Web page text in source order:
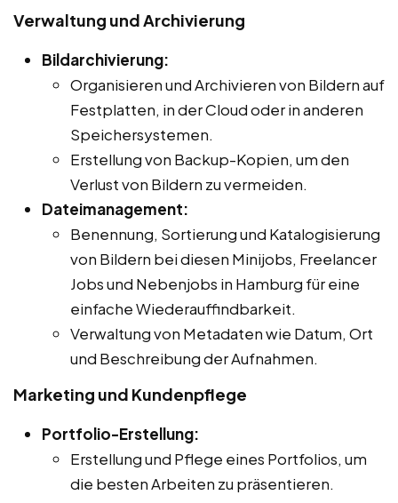
Verwaltung und Archivierung
Bildarchivierung:
Organisieren und Archivieren von Bildern auf
Festplatten, in der Cloud oder in anderen
Speichersystemen.
Erstellung von Backup-Kopien, um den
Verlust von Bildern zu vermeiden.
Dateimanagement:
Benennung, Sortierung und Katalogisierung
von Bildern bei diesen Minijobs, Freelancer
Jobs und Nebenjobs in Hamburg für eine
einfache Wiederauffindbarkeit.
Verwaltung von Metadaten wie Datum, Ort
und Beschreibung der Aufnahmen.
Marketing und Kundenpflege
Portfolio-Erstellung:
Erstellung und Pflege eines Portfolios, um
die besten Arbeiten zu präsentieren.